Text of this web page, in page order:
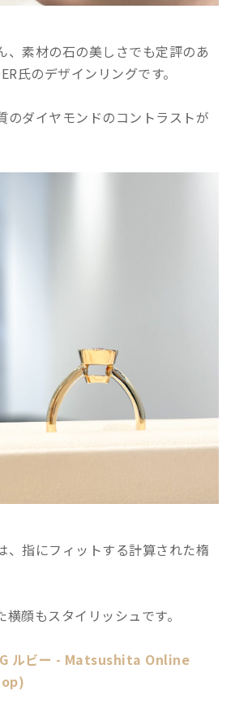
、素材の石の美しさでも定評のあ
氏のデザインリングです。
のダイヤモンドのコントラストが
、指にフィットする計算された楕
顔もスタイリッシュです。
ルビー - Matsushita Online